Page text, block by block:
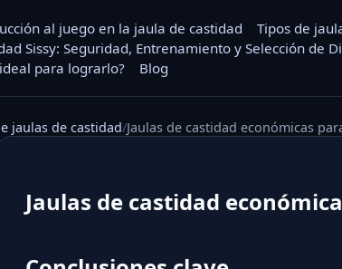
al juego en la jaula de castidad Tipos de
Sissy: Seguridad, Entrenamiento y Selección de
para lograrlo?
Blog
jaulas de castidad Jaulas de castidad económicas
Jaulas de castidad